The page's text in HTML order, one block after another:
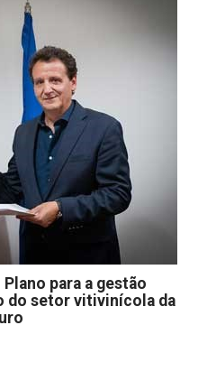
para a gestão
do setor vitivinícola da